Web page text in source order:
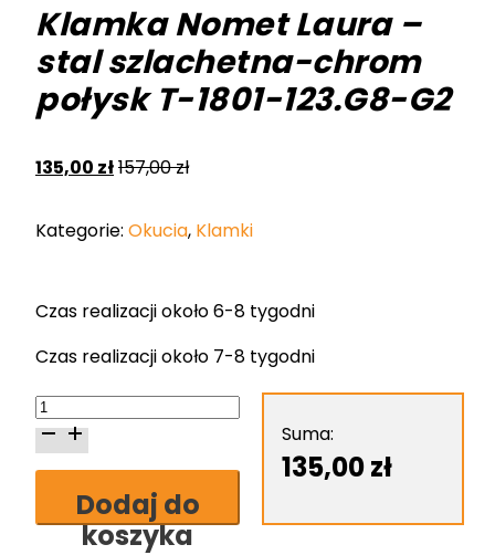
Klamka Nomet Laura –
stal szlachetna-chrom
połysk T-1801-123.G8-G2
135,00 zł157,00zł
Kategorie: Okucia, Klamki
Czas realizacji około 6-8 tygodni
Czas realizacji około 7-8 tygodni
ilość
Klamka
Nomet
Dodaj do
koszyka
Suma:
135,00zł